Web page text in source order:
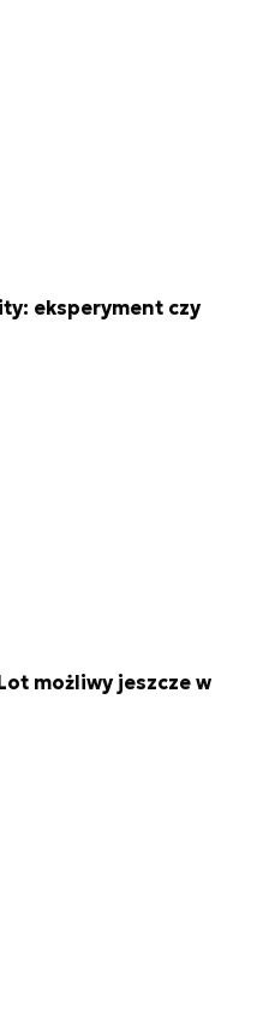
eksperyment czy
możliwy jeszcze w